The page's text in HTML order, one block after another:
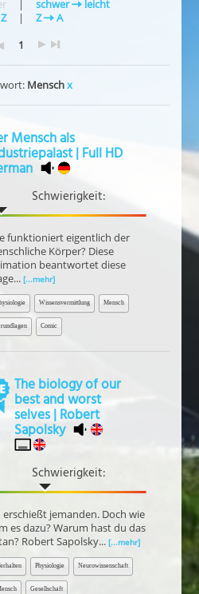
| schwer
leicht
| Z
A
1
Menschx
Mensch als
| Full HD
Schwierigkeit:
funktioniert eigentlich der
Körper? Diese
beantwortet diese
[...mehr]
Wissensvermittlung Mensch
Comic
The biology of our
best and worst
selves | Robert
Sapolsky
Schwierigkeit:
erschießt jemanden. Doch wie
es dazu? Warum hast du das
Robert Sapolsky... [...mehr]
Physiologie Neurowissenschaft
Gesellschaft